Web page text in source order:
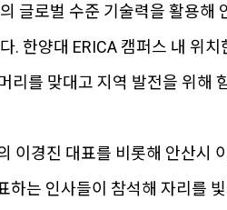
글로벌 수준 기술력을 활용해
. 한양대 ERICA 캠퍼스 내 위
리를 맞대고 지역 발전을 위해
이경진 대표를 비롯해 안산시
하는 인사들이 참석해 자리를